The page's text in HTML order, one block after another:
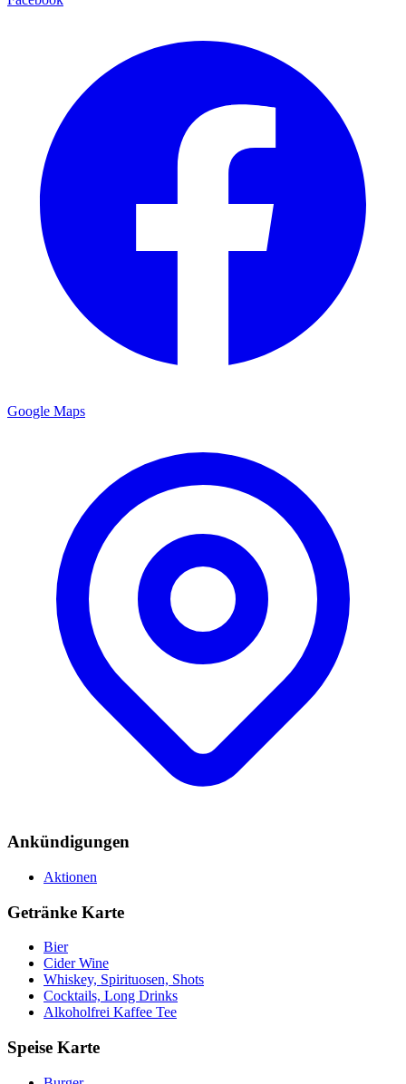
Google Maps
Ankündigungen
Aktionen
Getränke Karte
Bier
Cider Wine
Whiskey, Spirituosen, Shots
Cocktails, Long Drinks
Alkoholfrei Kaffee Tee
Speise Karte